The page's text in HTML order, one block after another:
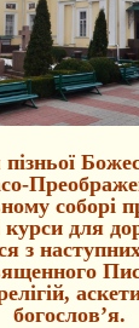
соборі
курси для
з
богослов’я.